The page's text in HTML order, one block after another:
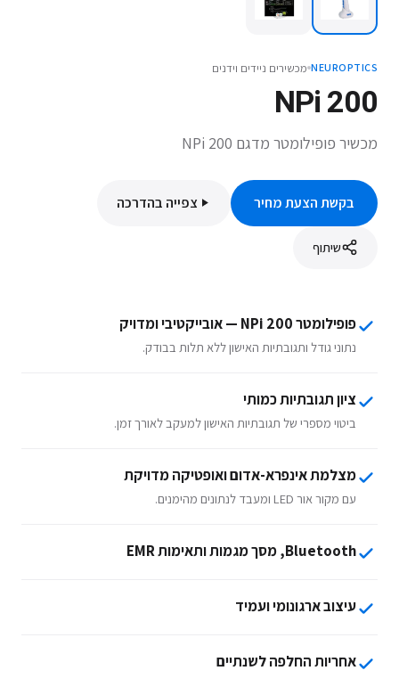
NEUROPTICS מכשירים ניידים וידנים
NPi 200
מכשיר פופילומטר מדגם NPi 200
בקשת הצעת מחיר צפייה בהדרכה
שיתוף
פופילומטר NPi 200 — אובייקטיבי ומדויק
נתוני גודל ותגובתיות האישון ללא תלות בבודק.
ציון תגובתיות כמותי
ביטוי מספרי של תגובתיות האישון למעקב לאורך זמן.
מצלמת אינפרא-אדום ואופטיקה מדויקת
עם מקור אור LED ומעבד לנתונים מהימנים.
Bluetooth, מסך מגמות ותאימות EMR
עיצוב ארגונומי ועמיד
אחריות החלפה לשנתיים